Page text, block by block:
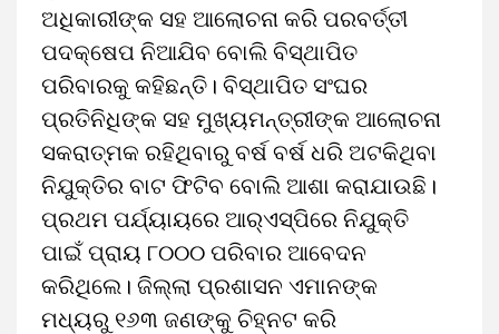
ଅଧିକାରୀଙ୍କ ସହ ଆଲୋଚନା କରି ପରବର୍ତ୍ତୀ
ପଦକ୍ଷେପ ନିଆଯିବ ବୋଲି ବିସ୍ଥାପିତ
ପରିବାରକୁ କହିଛନ୍ତି। ବିସ୍ଥାପିତ ସଂଘର
ପ୍ରତିନିଧିଙ୍କ ସହ ମୁଖ୍ୟମନ୍ତ୍ରୀଙ୍କ ଆଲୋଚନା
ସକରାତ୍ମକ ରହିଥିବାରୁ ବର୍ଷ ବର୍ଷ ଧରି ଅଟକିଥିବା
ନିଯୁକ୍ତିର ବାଟ ଫିଟିବ ବୋଲି ଆଶା କରାଯାଉଛି।
ପ୍ରଥମ ପର୍ଯ୍ୟାୟରେ ଆର୍‌ଏସ୍‌ପିରେ ନିଯୁକ୍ତି
ପାଇଁ ପ୍ରାୟ ୮୦୦୦ ପରିବାର ଆବେଦନ
କରିଥିଲେ। ଜିଲ୍ଲା ପ୍ରଶାସନ ଏମାନଙ୍କ
ମଧ୍ୟରୁ ୧୬୩ ଜଣଙ୍କୁ ଚିହ୍ନଟ କରି